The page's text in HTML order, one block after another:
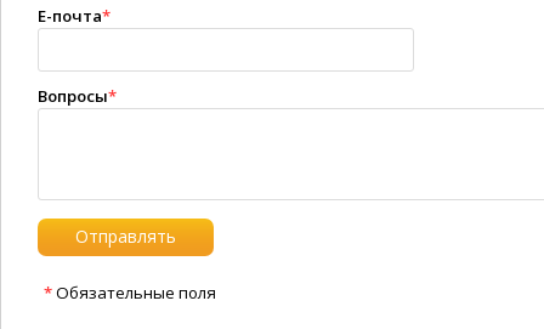
E-почта*
Вопросы*
*Обязательные поля